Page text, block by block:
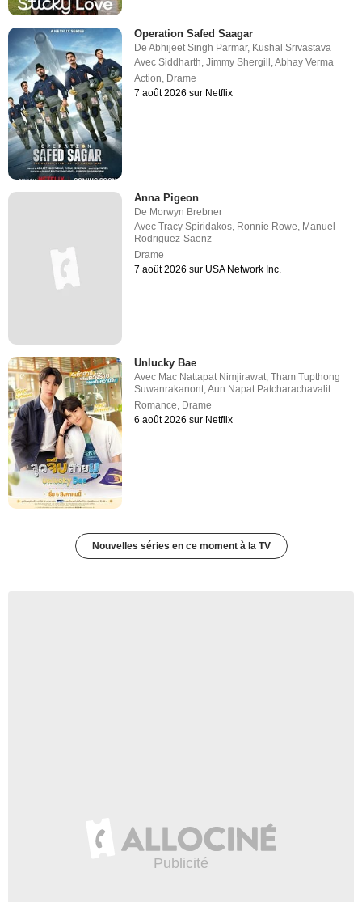
Operation Safed Saagar
DeAbhijeet Singh Parmar, Kushal Srivastava
AvecSiddharth,Jimmy Shergill,Abhay Verma
Action, Drame
7 août 2026 sur Netflix
Anna Pigeon
De Morwyn Brebner
AvecTracy Spiridakos, Ronnie Rowe, Manuel
Rodriguez-Saenz
Drame
7 août 2026 sur USA Network Inc.
Unlucky Bae
Avec Mac Nattapat Nimjirawat ,Tham Tupthong
Suwanrakanont ,Aun Napat Patcharachavalit
Romance Drame
6 août 2026 sur Netflix
Nouvelles séries en ce moment à la TV